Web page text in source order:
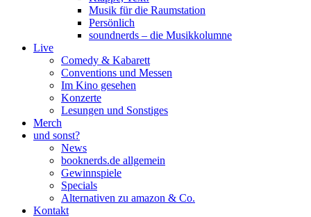
Musik für die Raumstation
Persönlich
soundnerds – die Musikkolumne
Live
Comedy & Kabarett
Conventions und Messen
Im Kino gesehen
Konzerte
Lesungen und Sonstiges
Merch
und sonst?
News
booknerds.de allgemein
Gewinnspiele
Specials
Alternativen zu amazon & Co.
Kontakt